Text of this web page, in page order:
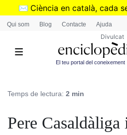
Vés
✉️ Ciència en català, cada
➜Subscriu-te al
Qui som Blog Contacte Ajuda
Divulcat
El teu portal del coneixement
Temps de lectura: 2 min
Pere Casaldàliga